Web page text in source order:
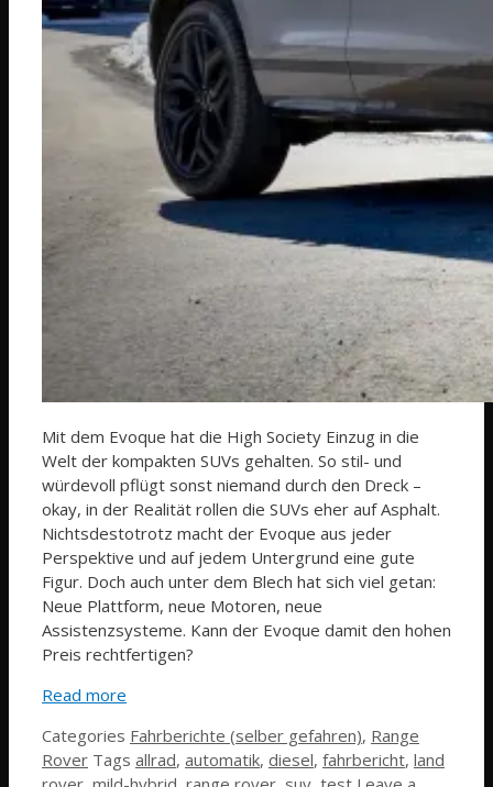
Mit dem Evoque hat die High Society Einzug in die
Welt der kompakten SUVs gehalten. So stil- und
würdevoll pflügt sonst niemand durch den Dreck –
okay, in der Realität rollen die SUVs eher auf Asphalt.
Nichtsdestotrotz macht der Evoque aus jeder
Perspektive und auf jedem Untergrund eine gute
Figur. Doch auch unter dem Blech hat sich viel getan:
Neue Plattform, neue Motoren, neue
Assistenzsysteme. Kann der Evoque damit den hohen
Preis rechtfertigen?
Read more
Categories Fahrberichte (selber gefahren), Range
Rover Tags allrad, automatik, diesel, fahrbericht, land